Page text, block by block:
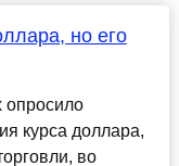
но его
опросило
курса доллара,
во